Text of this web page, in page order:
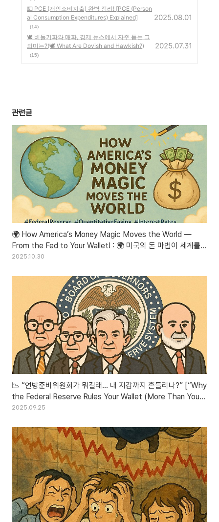
💵 PCE (개인소비지출) 완벽 정리! [PCE (Person
al Consumption Expenditures) Explained]
(14)
2025.08.01
🕊️ 비둘기파와 매파, 경제 뉴스에서 자주 듣는 그
의미는?(🕊️ What Are Dovish and Hawkish?)
(15)
2025.07.31
관련글
🌍 How America’s Money Magic Moves the World —
From the Fed to Your Wallet! : 🌍 미국의 돈 마법이 세계를
흔든다 – 연준에서 당신의 지갑까지!
2025.10.30
📉 “연방준비위원회가 뭐길래… 내 지갑까지 흔들리나?” [“Why
the Federal Reserve Rules Your Wallet (More Than You
Think)”]
2025.09.25